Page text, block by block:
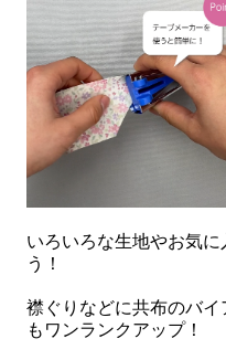
いろいろな生地やお気
う！
襟ぐりなどに共布のバ
もワンランクアップ！